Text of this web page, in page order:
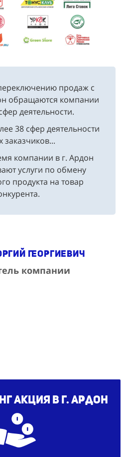
продаж с
обращаются компании
деятельности.
38 сфер деятельности
заказчиков...
компании в г. Ардон
услуги по обмену
продукта на товар
Георгиевич
компании
акция в г. Ардон